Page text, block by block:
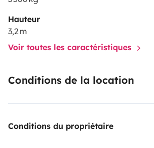
Hauteur
3,2 m
Voir toutes les caractéristiques
Conditions de la location
Conditions du propriétaire